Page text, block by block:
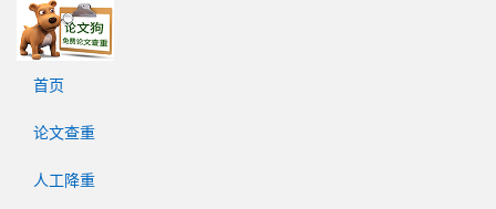
首页
论文查重
人工降重